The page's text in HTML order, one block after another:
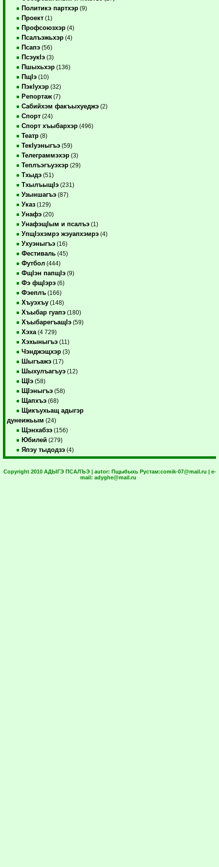
Политикэ партхэр (9)
Проект (1)
Профсоюзхэр (4)
Псалъэжьхэр (4)
Псапэ (56)
ПсэукIэ (3)
Пшыхьхэр (136)
ПщIэ (10)
ПэкIухэр (32)
Репортаж (7)
Сабийхэм факъыхуеджэ (2)
Спорт (24)
Спорт хъыбархэр (496)
Театр (8)
ТекIуэныгъэ (59)
Телеграммэхэр (3)
Теплъэгъуэхэр (29)
Тхыдэ (51)
ТхылъыщIэ (231)
Узыншагъэ (87)
Указ (129)
Унафэ (20)
УнафэщIым и псалъэ (1)
УпщIэхэмрэ жэуапхэмрэ (4)
Ухуэныгъэ (16)
Фестиваль (45)
Футбол (444)
ФщIэн папщIэ (9)
Фэ фщIэрэ (6)
Фэеплъ (166)
Хъуэхъу (148)
Хъыбар гуапэ (180)
ХъыбарегъащIэ (59)
Хэха (4 729)
Хэхыныгъэ (11)
Чэнджэщхэр (3)
Шыгъажэ (17)
Шыхулъагъуэ (12)
ЩIэ (58)
ЩIэныгъэ (58)
Щапхъэ (68)
Щикъухьащ адыгэр
дунеижьым (24)
Щэнхабзэ (156)
Юбилей (279)
Япэу тыдодзэ (4)
Copyright 2010 АДЫГЭ ПСАЛЪЭ | autor: Пщыбыхь Рустам:comik-07@mail.ru | e-
mail: adyghe@mail.ru